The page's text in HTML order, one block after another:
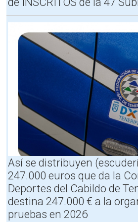
R
a
l
l
y
s
a
n
r
i
f
e
g
r
a
Así se distribuyen
247.000 euros que da la
Deportes del Cabildo de
destina 247.000 € a la
pruebas en 2026